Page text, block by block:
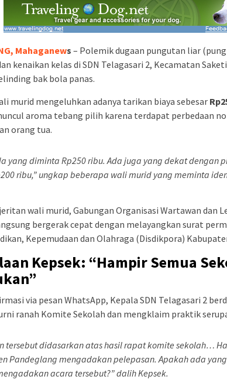
Mahaganews – Polemik dugaan pungutan liar
kenaikan kelas di SDN Telagasari 2, Kecamatan
bak bola panas.
murid mengeluhkan adanya tarikan biaya sebesar
aroma tebang pilih karena terdapat perbedaan
orang tua.
yang diminta Rp250 ribu. Ada juga yang dekat dengan
ribu,” ungkap beberapa wali murid yang meminta
wali murid, Gabungan Organisasi Wartawan dan
bergerak cepat dengan melayangkan surat
Kepemudaan dan Olahraga (Disdikpora)
Kepsek: “Hampir Semua
via pesan WhatsApp, Kepala SDN Telagasari 2
ranah Komite Sekolah dan mengklaim praktik
tersebut didasarkan atas hasil rapat komite sekolah…
Pandeglang mengadakan pelepasan. Apakah ada
acara tersebut?” dalih Kepsek.